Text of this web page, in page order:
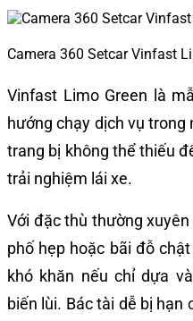
Camera 360 Setcar Vinfast
Vinfast Limo Green là
hướng chạy dịch vụ trong
trang bị không thể thiếu
trải nghiệm lái xe.
Với đặc thù thường
phố hẹp hoặc bãi đỗ
khó khăn nếu chỉ dựa
biến lùi. Bác tài dễ bị hạn